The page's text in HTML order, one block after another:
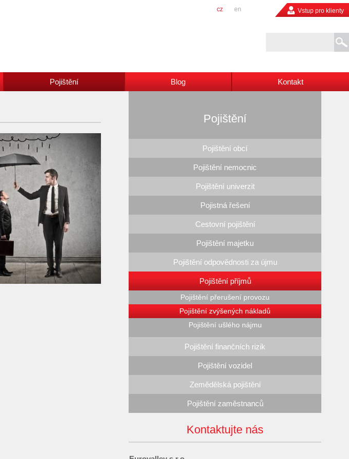
cz en Vstup pro klienty
Pojištění Blog Kontakt
Pojištění
Pojištění obcí
Pojištění nemocnic
Pojištění univerzit
Pojistná řešení
Cestovní pojištění
Pojištění majetku
Pojištění odpovědnosti za újmu
Pojištění příjmů
Pojištění přerušení provozu
Pojištění zvýšených nákladů
Pojištění ušlého nájmu
Pojištění finančních rizik
Pojištění vozidel
Zemědělská pojištění
Pojištění zaměstnanců
Kontaktujte nás